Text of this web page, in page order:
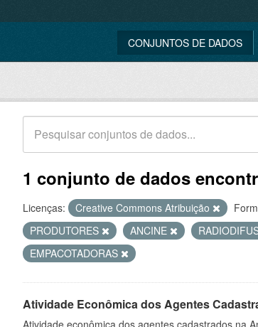
CONJUNTOS DE DADOS
1 conjunto de dados
Licenças: Creative Commons Atribuição
PRODUTORES
ANCINE
EMPACOTADORAS
Atividade Econômica dos Agentes
Atividade econômica dos agentes cadastrados na